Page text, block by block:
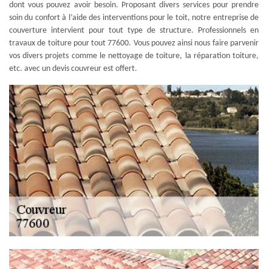
dont vous pouvez avoir besoin. Proposant divers services pour prendre
soin du confort à l’aide des interventions pour le toit, notre entreprise de
couverture intervient pour tout type de structure. Professionnels en
travaux de toiture pour tout 77600. Vous pouvez ainsi nous faire parvenir
vos divers projets comme le nettoyage de toiture, la réparation toiture,
etc. avec un devis couvreur est offert.